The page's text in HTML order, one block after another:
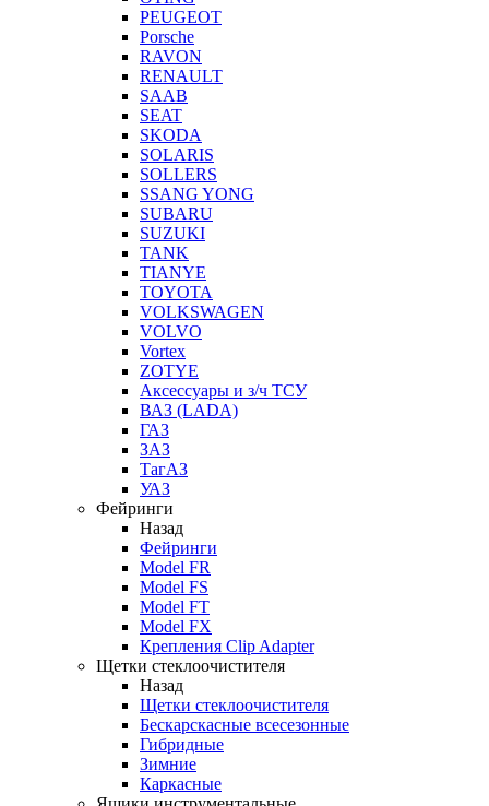
PEUGEOT
Porsche
RAVON
RENAULT
SAAB
SEAT
SKODA
SOLARIS
SOLLERS
SSANG YONG
SUBARU
SUZUKI
TANK
TIANYE
TOYOTA
VOLKSWAGEN
VOLVO
Vortex
ZOTYE
Аксессуары и з/ч ТСУ
ВАЗ (LADA)
ГАЗ
ЗАЗ
ТагАЗ
УАЗ
Фейринги
Назад
Фейринги
Model FR
Model FS
Model FT
Model FX
Крепления Clip Adapter
Щетки стеклоочистителя
Назад
Щетки стеклоочистителя
Бескарскасные всесезонные
Гибридные
Зимние
Каркасные